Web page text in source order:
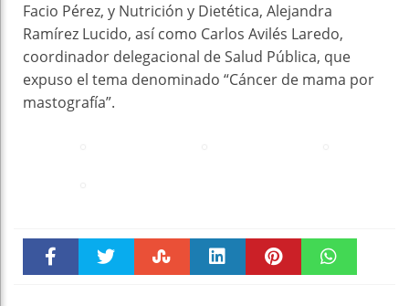
Facio Pérez, y Nutrición y Dietética, Alejandra
Ramírez Lucido, así como Carlos Avilés Laredo,
coordinador delegacional de Salud Pública, que
expuso el tema denominado “Cáncer de mama por
mastografía”.